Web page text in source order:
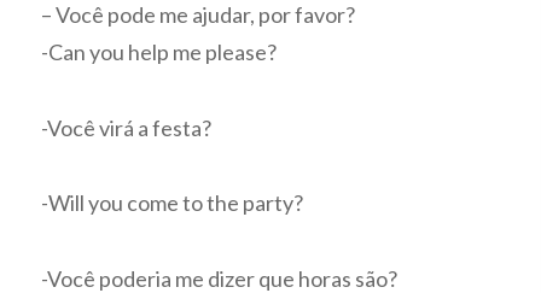
– Você pode me ajudar, por favor?
-Can you help me please?
-Você virá a festa?
-Will you come to the party?
-Você poderia me dizer que horas são?